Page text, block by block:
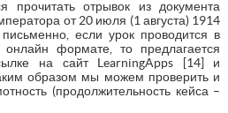
прочитать отрывок из документа
от 20 июля (1 августа) 1914
если урок проводится в
формате, то предлагается
на сайт LearningApps [14] и
образом мы можем проверить и
(продолжительность кейса –